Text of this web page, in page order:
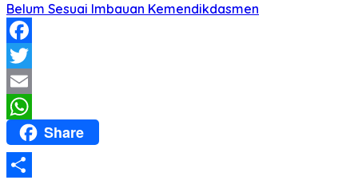
Belum Sesuai Imbauan Kemendikdasmen
Facebook
Twitter
Email
WhatsApp
Share